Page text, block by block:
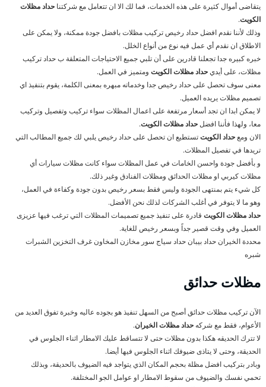
يتقاضى أموال كثيرة على هذه الخدمات، فما لك الا ان تتعامل مع شركتنا حداد مظلات
الكويت.
وذلك لأننا نقدم افضل حداد رخيص تركيب مظلات بافضل جودة ممكنة، ولا يمكن على
الاطلاق ان نقدم أي عمل فيه نوع من أنواع الخلل.
خبره كبيره جدا تجعلنا قادرين على أن تلبي جميع الاحتياجات المتعلقة ب حداد تركيب
مظلات، على أيديحداد مظلات الكويت ومتميز في العمل.
معنى سوف تحصل على حداد رخيص جدا وخدماته مبهره بمعنى الكلمة، يقوم بتنفيذ اي
تصميم مظلات يريده العميل.
لا يمكن ابدا ان تجد أسعار مرتفعة على اعمال المظلات سواء تركيب وتفصيل وتركيب
معا، ولهذا فأننا افضلحداد مظلات الكويت.
الان ومعحداد الكويتتستطيع ان تحصل على حداد رخيص يلبي لك جميع المطالب التي
تريدها في تفصيل المظلات.
و بأفضل جودة واحسن الخامات في عمل المظلات سواء كانت مظلات سيارات أي
مظلات كيربي او مظلات الحدائق ومظلات الفنادق وغير ذلك.
كل شيء يتم بمنتهى الجودة وليس فقط بسعر رخيص بدون جودة وكفاءة في العمل،
وهو ما لا يتوفر في أغلب الشركات لذلك نحن الأفضل.
حداد مظلات الكويت قادرة على تنفيذ جميع تصميمات المظلات التي ترغب فيها عزيزى
العميل وفي وقت قصير جداً وبسعر رخيص للغاية.
محددة الخيران حداد بيبان حداد سياج سور مخازن المخاون غرف التخزين الشبرات
شبره
مظلات حدائق
الآن تركيب مظلات حدائق أصبح من السهل تنفيذ هو بجوده عاليه وخبرة تفوق العديد من
الأعوام، فقط مع شركه حداد مظلات الخيران.
لا تترك الحديقه هكذا بدون مظلات حتى لا تتساقط عليك الامطار اثناء الجلوس في
الحديقة، وحتى لا يتاذى ضيوفك اثناء الجلوس فيها أيضا.
وبادر بتركيب افضل مظلة بحجم المكان الذي يتواجد فيه الضيوف بالحديقة، وبذلك
تحمي نفسك والضيوف من سقوط الامطار او عوامل الجو المختلفة.